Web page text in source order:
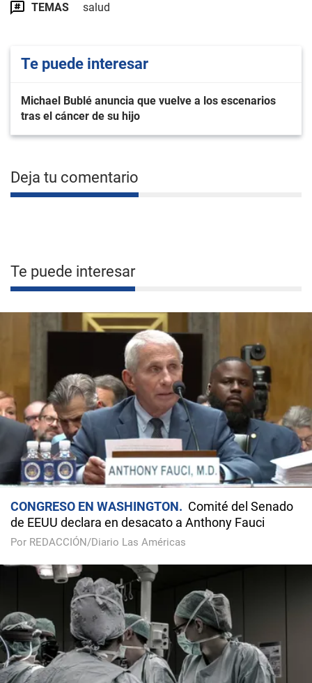
TEMAS salud
Te puede interesar
Michael Bublé anuncia que vuelve a los escenarios
tras el cáncer de su hijo
Deja tu comentario
Te puede interesar
CONGRESO EN WASHINGTON
Comité del Senado
de EEUU declara en desacato a Anthony Fauci
Por REDACCIÓN/Diario Las Américas